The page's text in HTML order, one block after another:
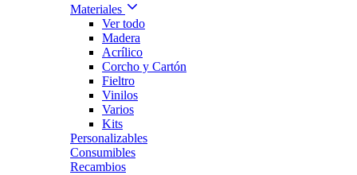
Materiales
Ver todo
Madera
Acrílico
Corcho y Cartón
Fieltro
Vinilos
Varios
Kits
Personalizables
Consumibles
Recambios